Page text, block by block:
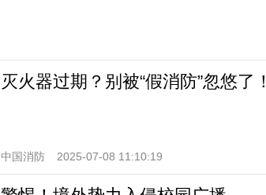
灭火器过期？别被“假消防”忽悠了！
中国消防 2025-07-08 11:10:19